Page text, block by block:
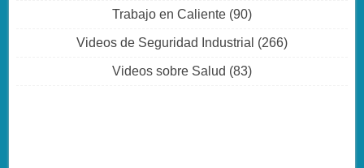
Trabajo en Caliente (90)
Videos de Seguridad Industrial (266)
Videos sobre Salud (83)